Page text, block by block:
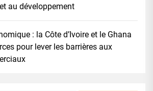
au développement
: la Côte d’Ivoire et le Ghana
pour lever les barrières aux